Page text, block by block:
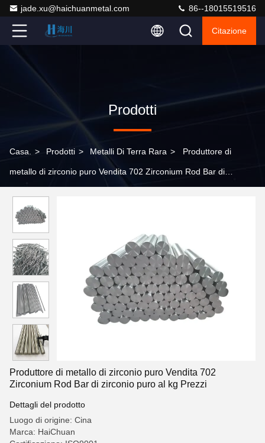
jade.xu@haichuanmetal.com 86--18015519516
Citazione
Prodotti
Casa. > Prodotti > Metalli Di Terra Rara > Produttore di
metallo di zirconio puro Vendita 702 Zirconium Rod Bar di
Produttore di metallo di zirconio puro Vendita 702
Zirconium Rod Bar di zirconio puro al kg Prezzi
Dettagli del prodotto
Luogo di origine: Cina
Marca: HaiChuan